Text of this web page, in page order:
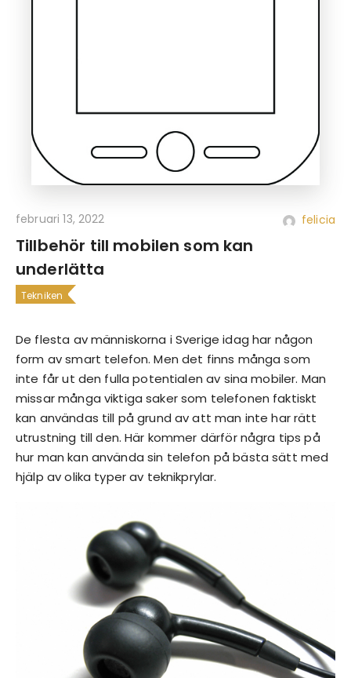
februari 13, 2022 felicia
Tillbehör till mobilen som kan
underlätta
Tekniken
De flesta av människorna i Sverige idag har någon
form av smart telefon. Men det finns många som
inte får ut den fulla potentialen av sina mobiler. Man
missar många viktiga saker som telefonen faktiskt
kan användas till på grund av att man inte har rätt
utrustning till den. Här kommer därför några tips på
hur man kan använda sin telefon på bästa sätt med
hjälp av olika typer av teknikprylar.